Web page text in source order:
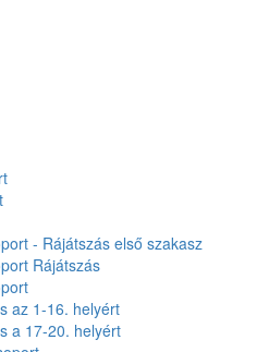
- Rájátszás első szakasz
Rájátszás
az 1-16. helyért
a 17-20. helyért